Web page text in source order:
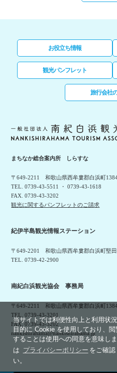
当サイトでは利便性向上と利用状
目的に Cookie を使用しており、
することは使用への同意を意味し
は プライバシーポリシー をご確認
い。
お役立ち情報
観光パンフレット
旅行会社
まちなか総合案内所 しらすな
〒649-2211 和歌山県西牟婁郡白浜町
TEL. 0739-43-5511 ・ 0739-43-1618
FAX. 0739-43-3202
観光に関するパンフレットのご請求
紀伊半島観光情報ステーション
〒649-2201 和歌山県西牟婁郡白浜町堅
TEL. 0739-42-2900
南紀白浜観光協会 事務局
〒649-2211 和歌山県西牟婁郡白浜町
TEL. 0739-43-3201
FAX. 0739-43-3202
nankishirahama@nankishirahama.jp